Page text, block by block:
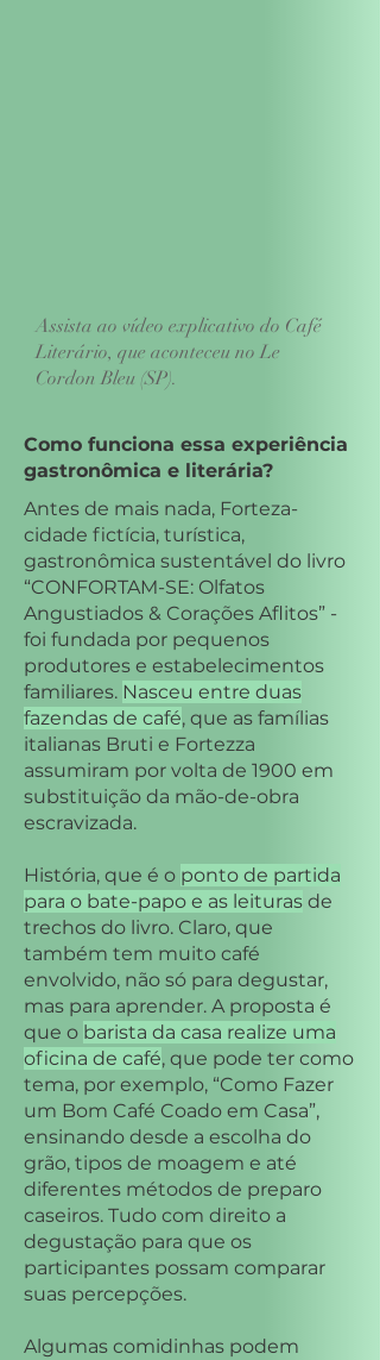
Como funciona essa experiência
gastronômica e literária?
Antes de mais nada, Forteza-
cidade fictícia, turística,
gastronômica sustentável do livro
“CONFORTAM-SE: Olfatos
Angustiados & Corações Aflitos” -
foi fundada por pequenos
produtores e estabelecimentos
familiares. Nasceu entre duas
fazendas de café, que as famílias
italianas Bruti e Fortezza
assumiram por volta de 1900 em
substituição da mão-de-obra
escravizada.
História, que é o ponto de partida
para o bate-papo e as leituras de
trechos do livro. Claro, que
também tem muito café
envolvido, não só para degustar,
mas para aprender. A proposta é
que o barista da casa realize uma
oficina de café, que pode ter como
tema, por exemplo, “Como Fazer
um Bom Café Coado em Casa”,
ensinando desde a escolha do
grão, tipos de moagem e até
diferentes métodos de preparo
caseiros. Tudo com direito a
degustação para que os
participantes possam comparar
suas percepções.
Algumas comidinhas podem
Assista ao vídeo explicativo do Café
Literário, que aconteceu no Le
Cordon Bleu (SP).